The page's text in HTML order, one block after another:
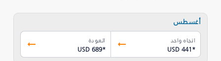
أغسطس
اتجاه واحد
USD 441*
العودة
USD 689*